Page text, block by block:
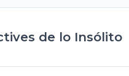
de lo Insólito